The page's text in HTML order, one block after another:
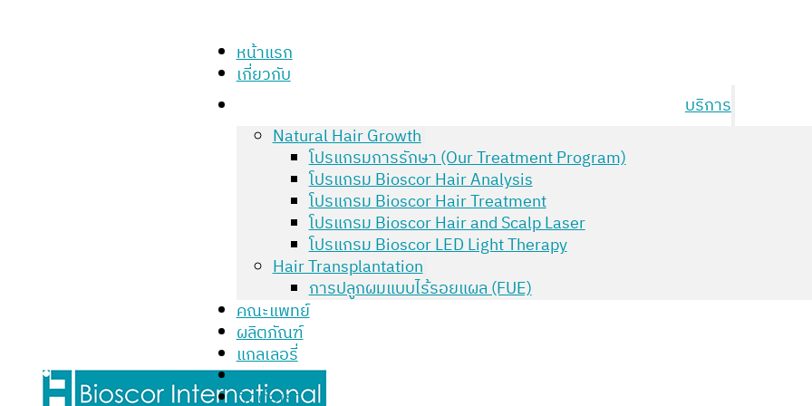
หน้าแรก
เกี่ยวกับ
บริการ
Natural Hair Growth
โปรแกรมการรักษา (Our Treatment Program)
โปรแกรม Bioscor Hair Analysis
โปรแกรม Bioscor Hair Treatment
โปรแกรม Bioscor Hair and Scalp Laser
โปรแกรม Bioscor LED Light Therapy
Hair Transplantation
การปลูกผมแบบไร้รอยแผล (FUE)
คณะแพทย์
ผลิตภัณฑ์
แกลเลอรี่
บทความ
ติดต่อเรา